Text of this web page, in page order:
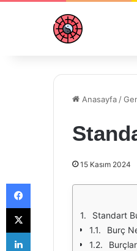
Anasayfa /
15 Kasım 2024
Standart
Burç
Facebook
X
LinkedIn